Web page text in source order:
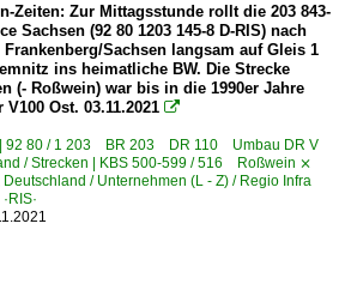
Zeiten: Zur Mittagsstunde rollt die 203 843-
Sachsen (92 80 1203 145-8 D-RIS) nach
Sachsen langsam auf Gleis 1
ins heimatliche BW. Die Strecke
(- Roßwein) war bis in die 1990er Jahre
Ost. 03.11.2021 
| 92 80 / 1 203 BR 203 DR 110 Umbau DR V
/ Strecken | KBS 500-599 / 516 Roßwein ⨯
Deutschland / Unternehmen (L - Z) / Regio Infra